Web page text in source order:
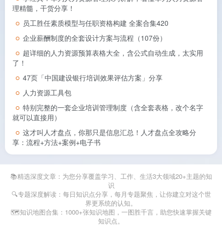
理精髓，干货分享！
员工胜任素质模型与任职资格构建 全案合集420
企业薪酬制度的全套设计方案与流程（107份）
超详细的人力资源预算表格大全，含公式自动生成，太实用
了！
47页「中国建设银行培训效果评估方案」分享
人力资源工具包
特别完整的一套企业培训管理制度（含全套表格，改个名字
就可以直接用）
这才叫人才盘点，你那只是信息汇总！人才盘点全攻略分
享：流程+方法+案例+电子书
📚精选深度文章：为您分享覆盖学习、工作、生活3大领域20+主题的知
识
🔍专题深度解读：每日知识点分享，每月专题聚焦，让你建立对这个世
界更系统的认知。
🗺️知识地图合集：1000+张知识地图，一图胜千言，助您快速掌握关键
知识点。